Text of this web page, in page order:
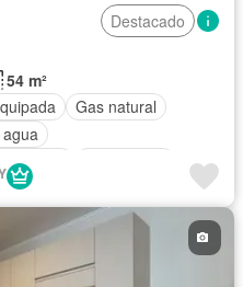
Destacado
54 m²
Gas natural
Ascensor
Permite niños